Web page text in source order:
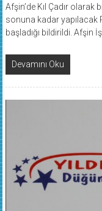
Afşin’de Kıl Çadır olarak
sonuna kadar yapılacak
başladığı bildirildi. Afşin
Devamını Oku